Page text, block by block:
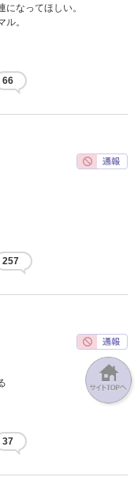
なってほしい。
。
66
257
37